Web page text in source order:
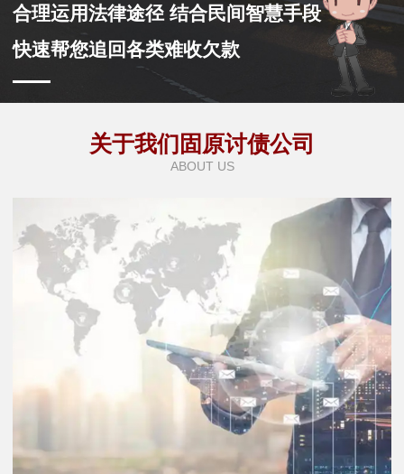
合理运用法律途径 结合民间智慧手段
快速帮您追回各类难收欠款
关于我们固原讨债公司
ABOUT US